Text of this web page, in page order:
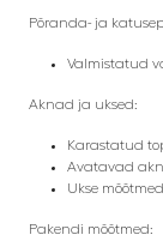
Põranda- ja
Valmistatud
Aknad ja uksed:
Karastatud
Avatavad
Ukse
Pakendi mõõtmed: